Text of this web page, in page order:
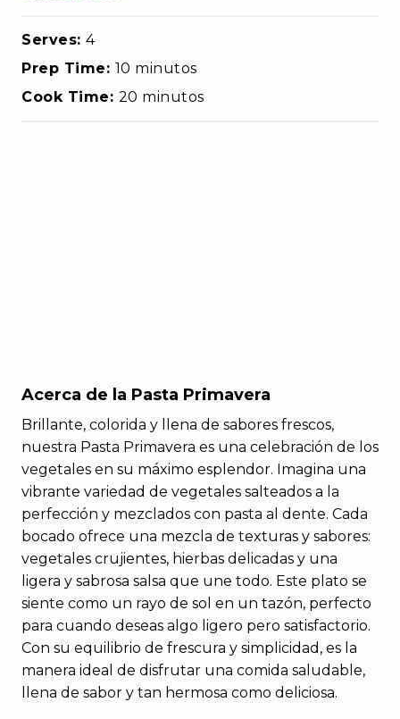
Serves: 4
Prep Time: 10 minutos
Cook Time: 20 minutos
Acerca de la Pasta Primavera
Brillante, colorida y llena de sabores frescos,
nuestra Pasta Primavera es una celebración de los
vegetales en su máximo esplendor. Imagina una
vibrante variedad de vegetales salteados a la
perfección y mezclados con pasta al dente. Cada
bocado ofrece una mezcla de texturas y sabores:
vegetales crujientes, hierbas delicadas y una
ligera y sabrosa salsa que une todo. Este plato se
siente como un rayo de sol en un tazón, perfecto
para cuando deseas algo ligero pero satisfactorio.
Con su equilibrio de frescura y simplicidad, es la
manera ideal de disfrutar una comida saludable,
llena de sabor y tan hermosa como deliciosa.